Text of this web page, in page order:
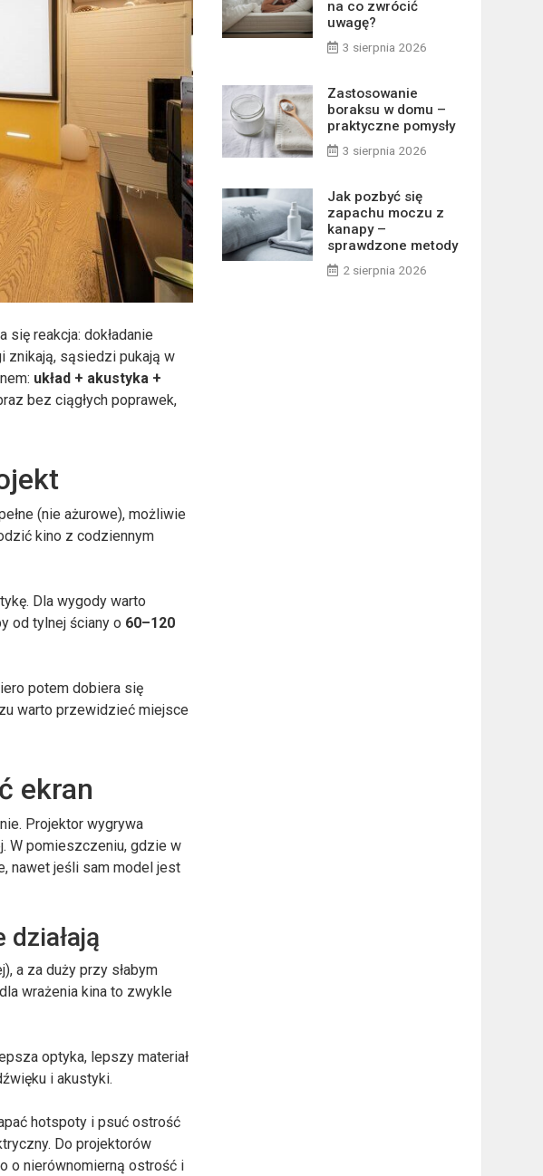
się reakcja: dokładanie
znikają, sąsiedzi pukają w
układ + akustyka +
bez ciągłych poprawek,
(nie ażurowe), możliwie
kino z codziennym
Dla wygody warto
od tylnej ściany o 60–120
potem dobiera się
warto przewidzieć miejsce
ekran
Projektor wygrywa
W pomieszczeniu, gdzie w
nawet jeśli sam model jest
a za duży przy słabym
wrażenia kina to zwykle
optyka, lepszy materiał
i akustyki.
hotspoty i psuć ostrość
Do projektorów
o nierównomierną ostrość i
na co zwrócić
uwagę?
3 sierpnia 2026
Zastosowanie
boraksu w domu –
praktyczne pomysły
3 sierpnia 2026
Jak pozbyć się
zapachu moczu z
kanapy –
sprawdzone metody
2 sierpnia 2026